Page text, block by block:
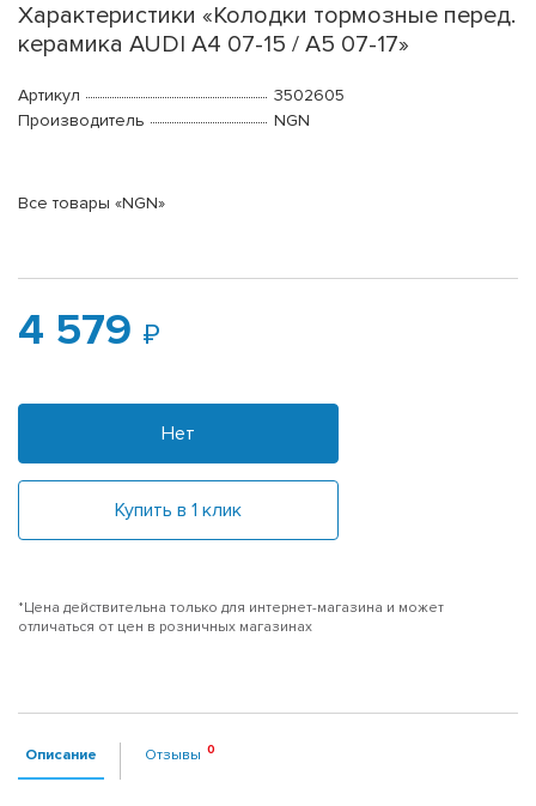
Характеристики «Колодки тормозные перед.
керамика AUDI A4 07-15 / A5 07-17»
Артикул
3502605
Производитель
NGN
Все товары «NGN»
4 579
Нет
Купить в 1 клик
*Цена действительна только для интернет-магазина и может
отличаться от цен в розничных магазинах
Описание Отзывы